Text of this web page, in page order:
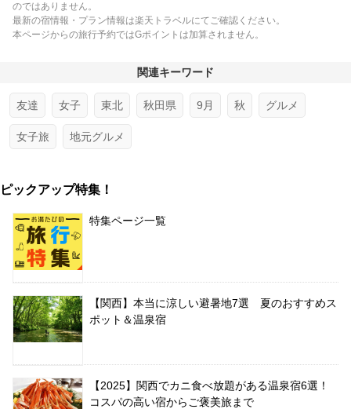
のではありません。
最新の宿情報・プラン情報は楽天トラベルにてご確認ください。
本ページからの旅行予約ではGポイントは加算されません。
関連キーワード
友達 女子 東北 秋田県 9月 秋 グルメ
女子旅 地元グルメ
ピックアップ特集！
特集ページ一覧
【関西】本当に涼しい避暑地7選 夏のおすすめス
ポット＆温泉宿
【2025】関西でカニ食べ放題がある温泉宿6選！
コスパの高い宿からご褒美旅まで